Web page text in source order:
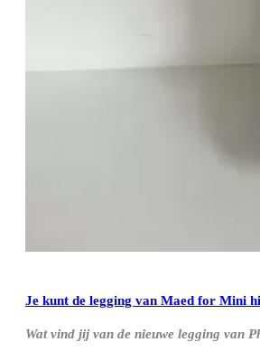
Je kunt de legging van Maed for Mini
Wat vind jij van de nieuwe legging van